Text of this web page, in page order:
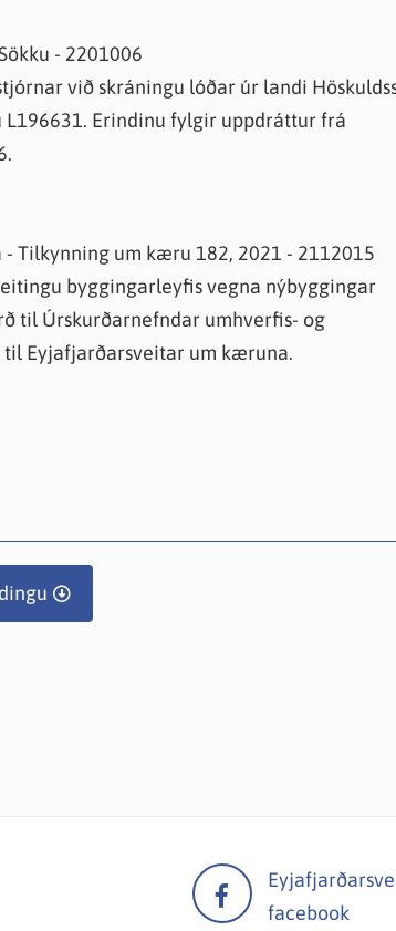
- 2201006
við skráningu lóðar úr landi
L196631. Erindinu fylgir uppdráttur frá
Tilkynning um kæru 182, 2021 - 2112015
byggingarleyfis vegna nýbyggingar
til Úrskurðarnefndar umhverfis- og
Eyjafjarðarsveitar um kæruna.
facebook